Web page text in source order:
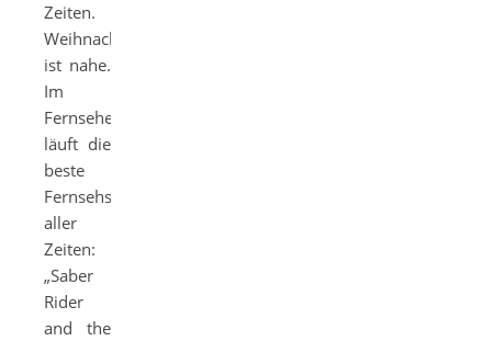
Zeiten.
Weihnachten
ist nahe.
Im
Fernsehen
läuft die
beste
Fernsehserie
aller
Zeiten:
„Saber
Rider
and the